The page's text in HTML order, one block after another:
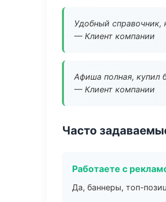
Удобный справочник,
— Клиент компании
Афиша полная, купил
— Клиент компании
Часто
Работаете с
Да, баннеры, топ-